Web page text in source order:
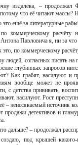
издалека, – продолжал
что её читают массы?
это ещё за литературные
коммерческому расчёту
Павловича я, ни за
это, по коммерческому
людей, согласных писать
глубинных запросов
Как грабят, насилуют и
вообще может не
с детства прививать,
насилуют. Рост
– неиссякаемый источник
продажи детективов и
дальше? – продолжал
под крышей какого-